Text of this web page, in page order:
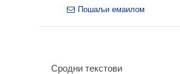
Пошаљи емаилом
Сродни текстови